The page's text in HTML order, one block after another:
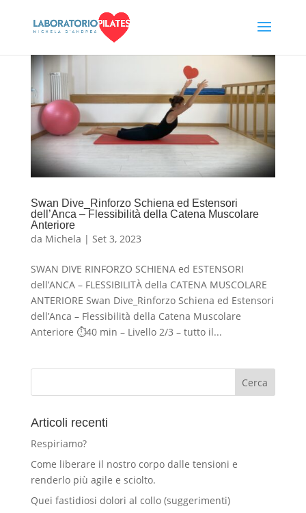
Swan Dive_Rinforzo Schiena ed Estensori
dell’Anca – Flessibilità della Catena Muscolare
Anteriore
da Michela | Set 3, 2023
SWAN DIVE RINFORZO SCHIENA ed ESTENSORI
dell’ANCA – FLESSIBILITÀ della CATENA MUSCOLARE
ANTERIORE Swan Dive_Rinforzo Schiena ed Estensori
dell’Anca – Flessibilità della Catena Muscolare
Anteriore ⏱40 min – Livello 2/3 – tutto il...
Articoli recenti
Respiriamo?
Come liberare il nostro corpo dalle tensioni e
renderlo più agile e sciolto.
Quei fastidiosi dolori al collo (suggerimenti)